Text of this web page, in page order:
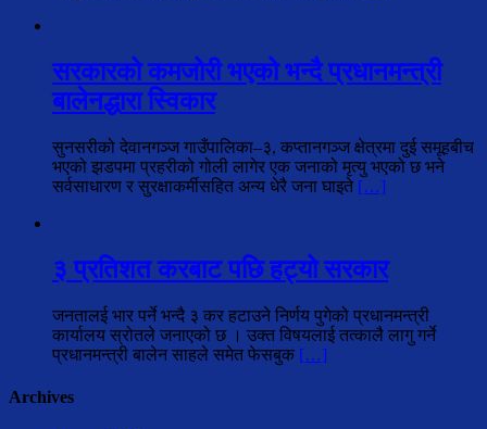
सरकारको कमजोरी भएको भन्दै प्रधानमन्त्री
बालेनद्धारा स्विकार
सुनसरीको देवानगञ्ज गाउँपालिका–३, कप्तानगञ्ज क्षेत्रमा दुई समूहबीच
भएको झडपमा प्रहरीको गोली लागेर एक जनाको मृत्यु भएको छ भने
सर्वसाधारण र सुरक्षाकर्मीसहित अन्य धेरै जना घाइते […]
३ प्रतिशत करबाट पछि हट्यो सरकार
जनतालई भार पर्ने भन्दै ३ कर हटाउने निर्णय पुगेको प्रधानमन्त्री
कार्यालय स्रोतले जनाएको छ । उक्त विषयलाई तत्कालै लागु गर्ने
प्रधानमन्त्री बालेन साहले समेत फेसबुक […]
Archives